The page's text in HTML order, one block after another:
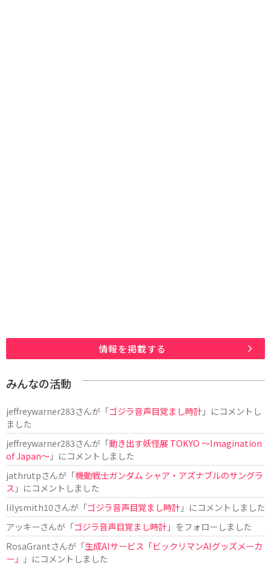
情報を掲載する
みんなの活動
jeffreywarner283さんが「ゴジラ音声目覚まし時計」にコメントし
ました
jeffreywarner283さんが「動き出す妖怪展 TOKYO 〜Imagination
of Japan〜」にコメントしました
jathrutpさんが「機動戦士ガンダム シャア・アズナブルのサングラ
ス 」にコメントしました
lilysmith10さんが「ゴジラ音声目覚まし時計」にコメントしました
アッキーさんが「ゴジラ音声目覚まし時計」をフォローしました
RosaGrantさんが「生成AIサービス「ビックリマンAIグッズメーカ
ー」
」にコメントしました